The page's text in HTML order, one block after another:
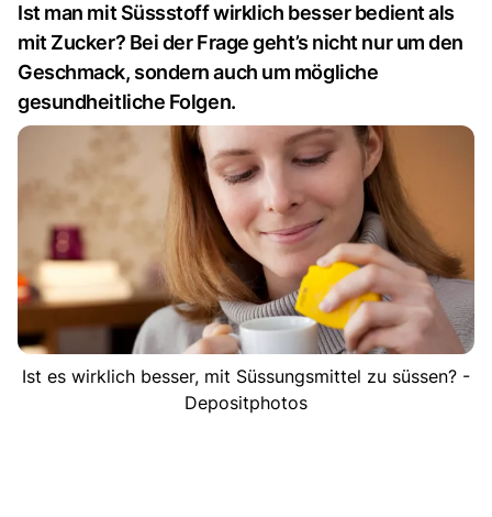
Ist man mit Süssstoff wirklich besser bedient als
mit Zucker? Bei der Frage geht’s nicht nur um den
Geschmack, sondern auch um mögliche
gesundheitliche Folgen.
Ist es wirklich besser, mit Süssungsmittel zu süssen? -
Depositphotos